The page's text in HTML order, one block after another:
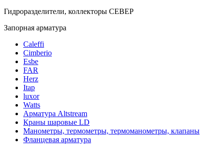
Гидроразделители, коллекторы СЕВЕР
Запорная арматура
Caleffi
Cimberio
Esbe
FAR
Herz
Itap
luxor
Watts
Арматура Altstream
Краны шаровые LD
Манометры, термометры, термоманометры, клапаны
Фланцевая арматура